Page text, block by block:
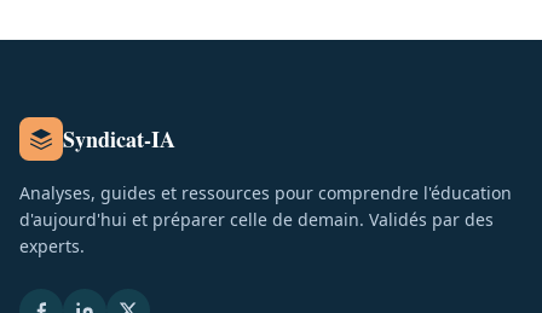
Syndicat-IA
Analyses, guides et ressources pour comprendre l'éducation
d'aujourd'hui et préparer celle de demain. Validés par des
experts.